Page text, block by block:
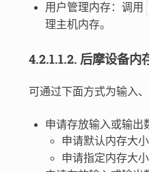
用户管理内存：调用
理主机内存。
4.2.1.1.2. 后摩设备内
可通过下面方式为输入
申请存放输入或输出
申请默认内存大
申请指定内存大